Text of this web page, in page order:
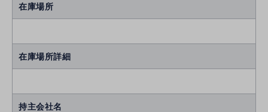
在庫場所
在庫場所詳細
持主会社名